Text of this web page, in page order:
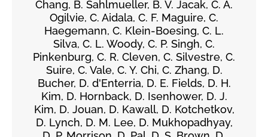
Chang, B. Sahlmueller, B. V. Jacak, C. A.
Ogilvie, C. Aidala, C. F. Maguire, C.
Haegemann, C. Klein-Boesing, C. L.
Silva, C. L. Woody, C. P. Singh, C.
Pinkenburg, C. R. Cleven, C. Silvestre, C.
Suire, C. Vale, C. Y. Chi, C. Zhang, D.
Bucher, D. d'Enterria, D. E. Fields, D. H.
Kim, D. Hornback, D. Isenhower, D. J.
Kim, D. Jouan, D. Kawall, D. Kotchetkov,
D. Lynch, D. M. Lee, D. Mukhopadhyay,